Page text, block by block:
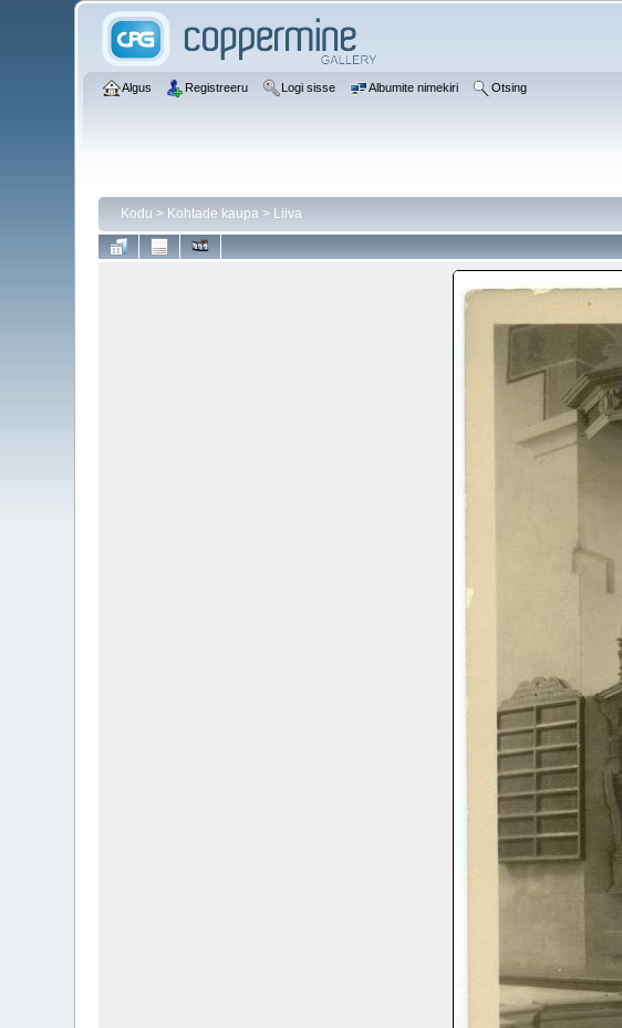
Algus Registreeru Logi sisse Albumite nimekiri Otsing
Kodu > Kohtade kaupa> Liiva